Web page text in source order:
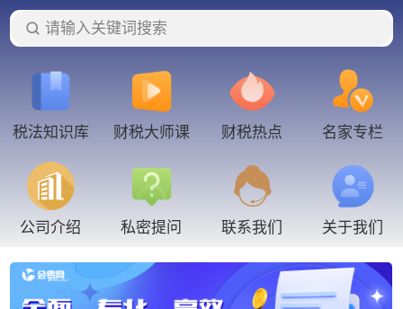
请输入关键词搜索
税法知识库 财税大师课 财税热点 名家专栏
公司介绍 私密提问 联系我们 关于我们